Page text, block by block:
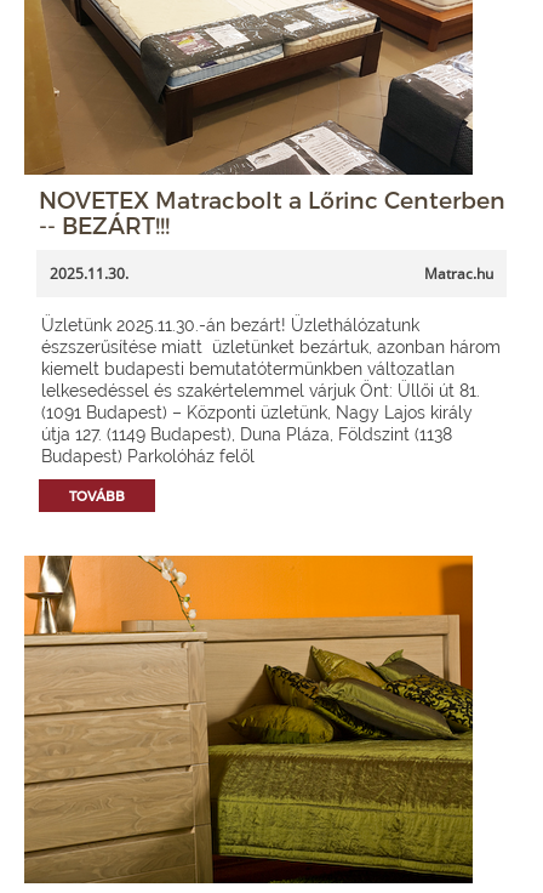
NOVETEX Matracbolt a Lőrinc Centerben
-- BEZÁRT!!!
2025.11.30. Matrac.hu
Üzletünk 2025.11.30.-án bezárt! Üzlethálózatunk
észszerűsítése miatt üzletünket bezártuk, azonban három
kiemelt budapesti bemutatótermünkben változatlan
lelkesedéssel és szakértelemmel várjuk Önt: Üllői út 81.
(1091 Budapest) – Központi üzletünk, Nagy Lajos király
útja 127. (1149 Budapest), Duna Pláza, Földszint (1138
Budapest) Parkolóház felől
TOVÁBB